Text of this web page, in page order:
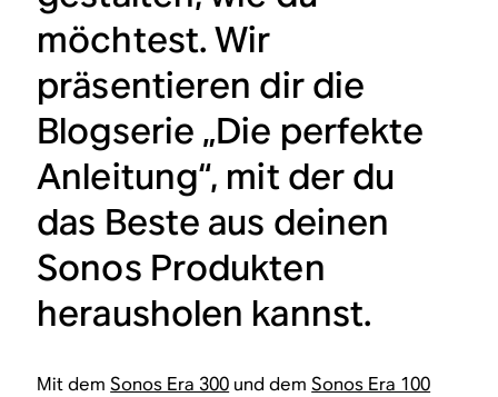
möchtest. Wir
präsentieren dir die
Blogserie „Die perfekte
Anleitung“, mit der du
das Beste aus deinen
Sonos Produkten
herausholen kannst.
Mit demSonos Era 300 und demSonos Era 100